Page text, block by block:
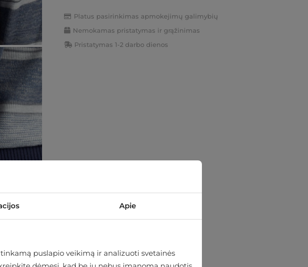
Platus pasirinkimas apmokejimų galimybių
Nemokamas pristatymas ir grąžinimas
Pristatymas 1-2 darbo dienos
Apie
puslapio veikimą ir analizuoti svetainės